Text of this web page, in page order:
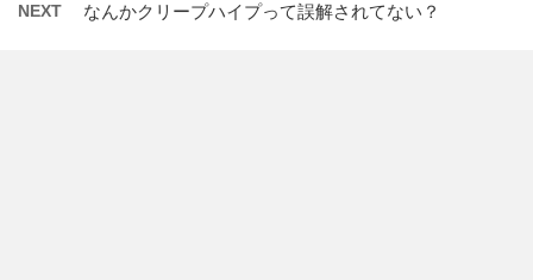
NEXT なんかクリープハイプって誤解されてない？